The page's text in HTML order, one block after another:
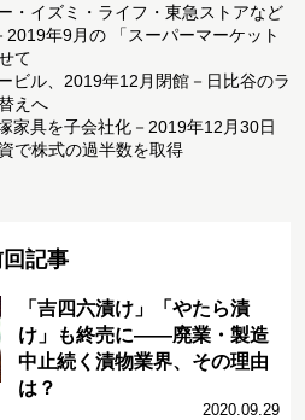
・イズミ・ライフ・東急ストアなど
2019年9月の 「スーパーマーケット
て
ビル、2019年12月閉館－日比谷のラ
えへ
家具を子会社化－2019年12月30日
で株式の過半数を取得
記事
「吉四六漬け」「やたら漬
け」も終売に――廃業・製造
中止続く漬物業界、その理由
は？
2020.09.29